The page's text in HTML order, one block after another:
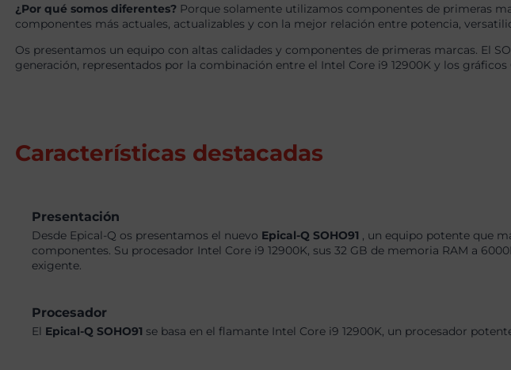
¿Por qué somos diferentes? Porque solamente utilizamos componentes de primeras
componentes más actuales, actualizables y con la mejor relación entre potencia,
Os presentamos un equipo con altas calidades y componentes de primeras marcas. El
generación, representados por la combinación entre el Intel Core i9 12900K y los
Características destacadas
Presentación
Desde Epical-Q os presentamos el nuevo Epical-Q SOHO91 , un equipo potente que
componentes. Su procesador Intel Core i9 12900K, sus 32 GB de memoria RAM a
exigente.
Procesador
El Epical-Q SOHO91 se basa en el flamante Intel Core i9 12900K, un procesador